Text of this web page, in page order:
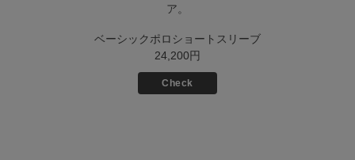
ア。
ベーシックポロショートスリーブ
24,200円
Check